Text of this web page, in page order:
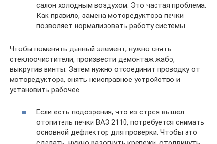
салон холодным воздухом. Это частая проблема.
Как правило, замена моторедуктора печки
позволяет нормализовать работу системы.
Чтобы поменять данный элемент, нужно снять
стеклоочистители, произвести демонтаж жабо,
выкрутив винты. Затем нужно отсоединит проводку от
моторедуктора, снять неисправное устройство и
установить рабочее.
Если есть подозрения, что из строя вышел
отопитель печки ВАЗ 2110, потребуется снимать
основной дефлектор для проверки. Чтобы это